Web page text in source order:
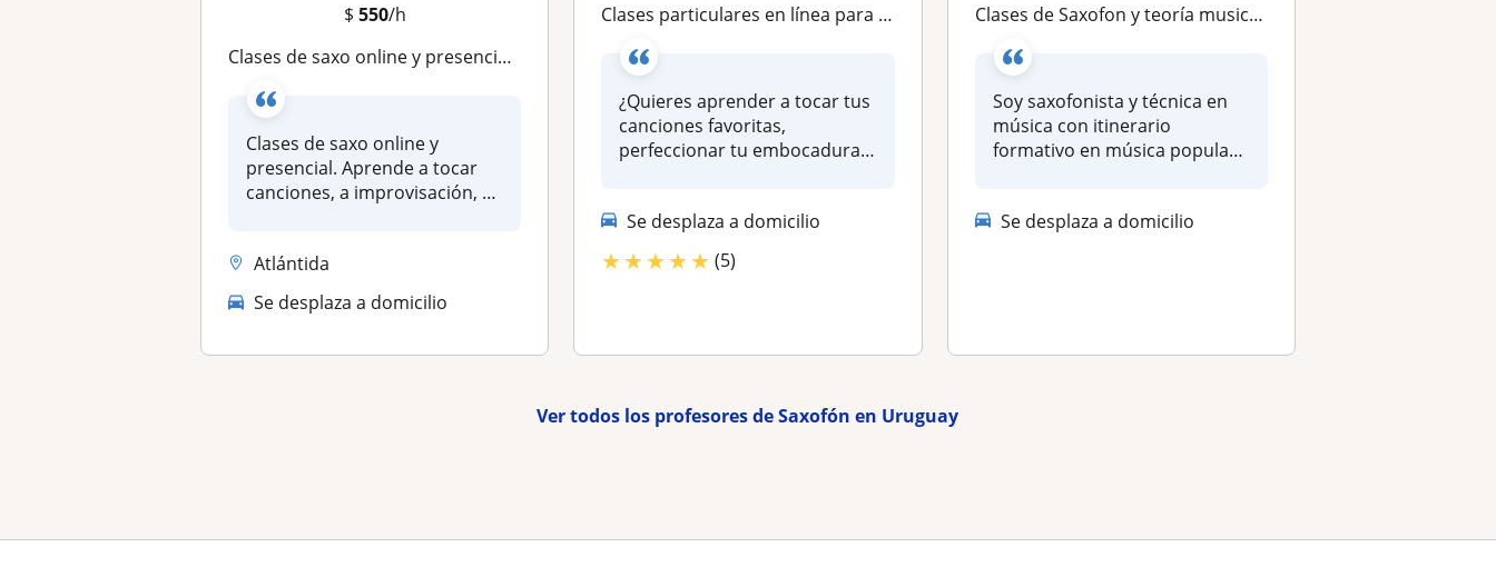
$ 550/h
Clases de saxo online y presencial. Aprende a tocar canciones, a improvisación, a componer y a grabarte. Contacto: Instag.ramiheredia.saxo
Clases de saxo online y
presencial. Aprende a tocar
canciones, a improvisación, a
Atlántida
Se desplaza a domicilio
Clases particulares en línea para principiantes! Si buscas una maestra paciente estás en el lugar correcto y para todas las edades
¿Quieres aprender a tocar tus
canciones favoritas,
perfeccionar tu embocadura o
Se desplaza a domicilio
★★★★★ (5)
Clases de Saxofon y teoría musical nivel inicial e intermedio
Soy saxofonista y técnica en
música con itinerario
formativo en música popular
Se desplaza a domicilio
Ver todos los profesores de Saxofón en Uruguay